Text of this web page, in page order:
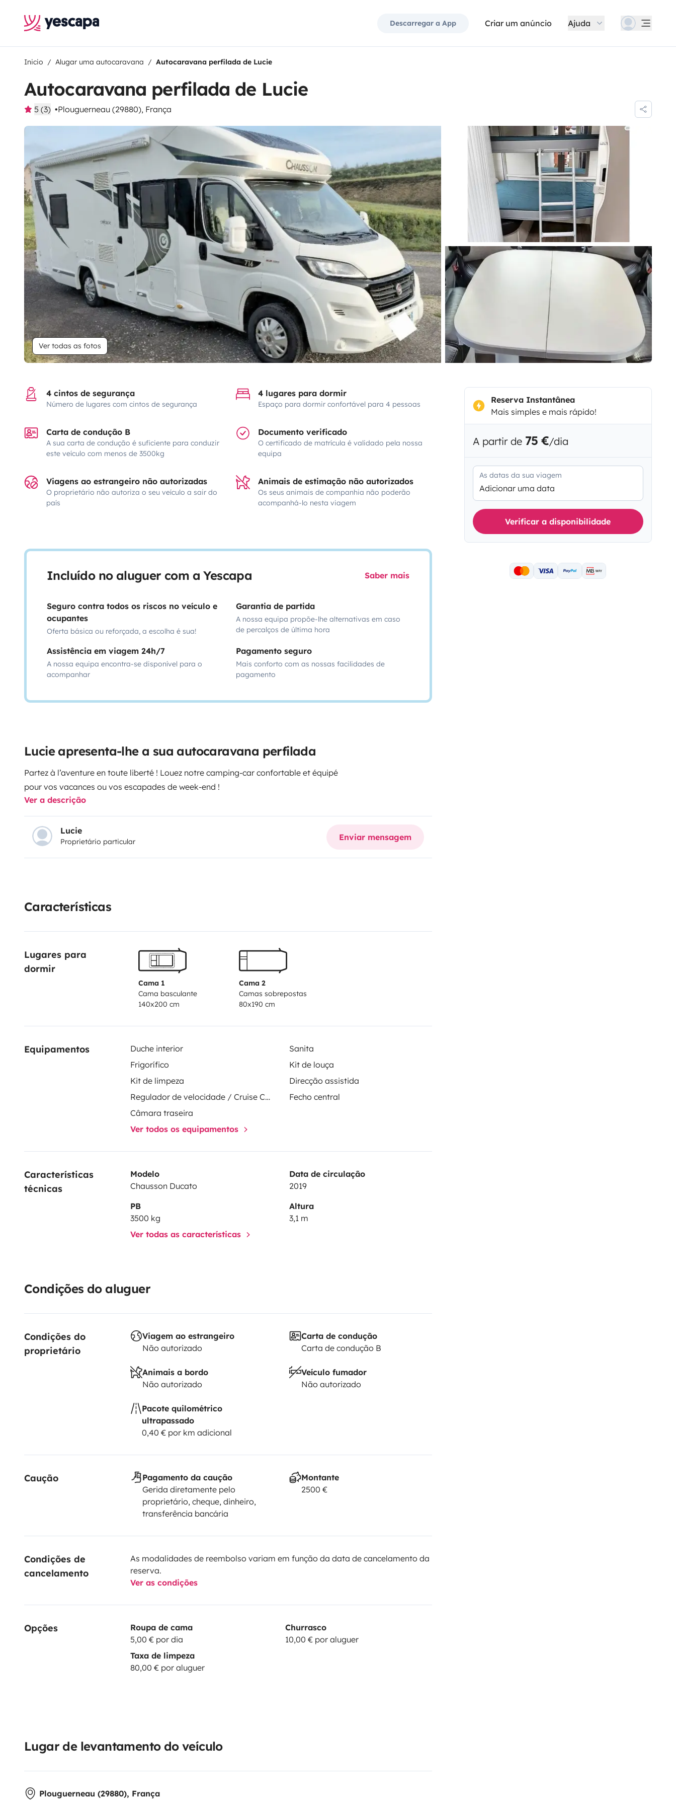
Descarregar a App Criar um anúncio Ajuda
Inicio Alugar uma autocaravana Autocaravana perfilada de Lucie
Autocaravana perfilada de Lucie
5 (3) Plouguerneau (29880), França
Ver todas as fotos
4 cintos de segurança
Número de lugares com cintos de segurança
4 lugares para dormir
Espaço para dormir confortável para 4 pessoas
Carta de condução B
A sua carta de condução é suficiente para conduzir
este veículo com menos de 3500kg
Documento verificado
O certificado de matrícula é validado pela nossa
equipa
Viagens ao estrangeiro não autorizadas
O proprietário não autoriza o seu veículo a sair do
país
Animais de estimação não autorizados
Os seus animais de companhia não poderão
acompanhá-lo nesta viagem
Incluído no aluguer com a Yescapa Saber mais
Seguro contra todos os riscos no veículo e
ocupantes
Oferta básica ou reforçada, a escolha é sua!
Garantia de partida
A nossa equipa propõe-lhe alternativas em caso
de percalços de última hora
Assistência em viagem 24h/7
A nossa equipa encontra-se disponível para o
acompanhar
Pagamento seguro
Mais conforto com as nossas facilidades de
pagamento
Lucie apresenta-lhe a sua autocaravana perfilada
Partez à l’aventure en toute liberté ! Louez notre camping-car confortable et équipé
pour vos vacances ou vos escapades de week-end !
Ver a descrição
Lucie
Proprietário particular Enviar mensagem
Características
Lugares para
dormir
Cama 1
Cama basculante
140x200 cm
Cama 2
Camas sobrepostas
80x190 cm
Equipamentos Duche interior
Sanita
Frigorífico
Kit de louça
Kit de limpeza
Direcção assistida
Regulador de velocidade / Cruise Control
Fecho central
Câmara traseira
Ver todos os equipamentos
Características
técnicas
Modelo
Chausson Ducato
Data de circulação
2019
PB
3500 kg
Altura
3,1 m
Ver todas as características
Condições do aluguer
Condições do
proprietário
Viagem ao estrangeiro
Não autorizado
Carta de condução
Carta de condução B
Animais a bordo
Não autorizado
Veículo fumador
Não autorizado
Pacote quilométrico
ultrapassado
0,40 € por km adicional
Caução
Pagamento da caução
Gerida diretamente pelo
proprietário, cheque, dinheiro,
transferência bancária
Montante
2500 €
Condições de
cancelamento
As modalidades de reembolso variam em função da data de cancelamento da
reserva.
Ver as condições
Opções
Roupa de cama
5,00 € por dia
Churrasco
10,00 € por aluguer
Taxa de limpeza
80,00 € por aluguer
Lugar de levantamento do veículo
Plouguerneau (29880), França
Reserva Instantânea
Mais simples e mais rápido!
A partir de 75 €/dia
As datas da sua viagem
Adicionar uma data
Verificar a disponibilidade